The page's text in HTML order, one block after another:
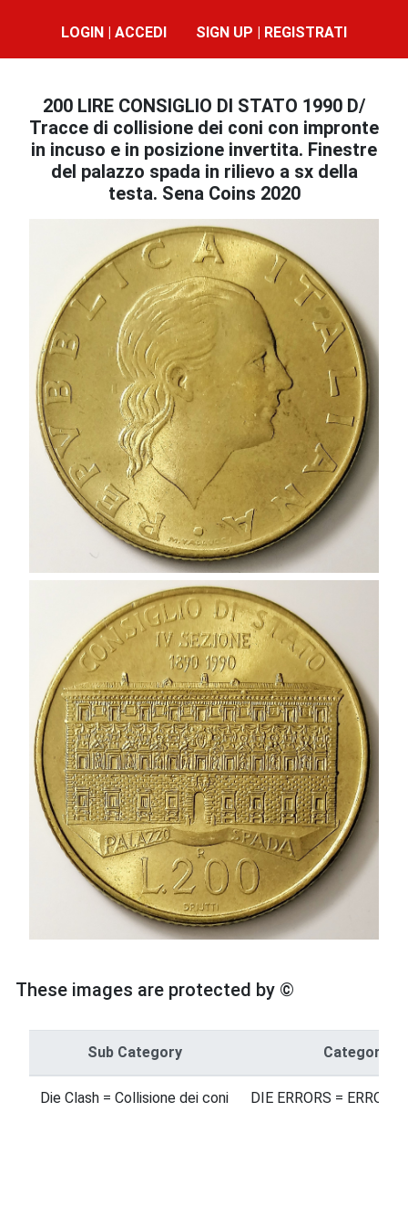
LOGIN | ACCEDI SIGN UP | REGISTRATI
200 LIRE CONSIGLIO DI STATO 1990 D/
Tracce di collisione dei coni con impronte
in incuso e in posizione invertita. Finestre
del palazzo spada in rilievo a sx della
testa. Sena Coins 2020
These images are protected by ©
Sub Category Category
Die Clash = Collisione dei coni DIE ERRORS = ERRORI